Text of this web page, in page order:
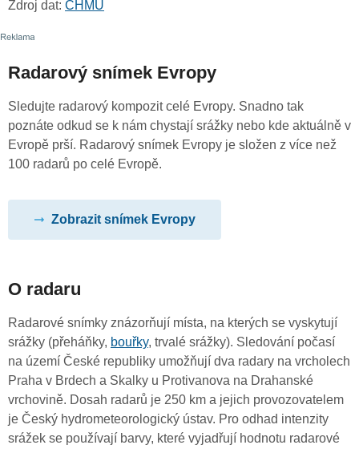
Zdroj dat: ČHMÚ
Radarový snímek Evropy
Sledujte radarový kompozit celé Evropy. Snadno tak
poznáte odkud se k nám chystají srážky nebo kde aktuálně v
Evropě prší. Radarový snímek Evropy je složen z více než
100 radarů po celé Evropě.
Zobrazit snímek Evropy
O radaru
Radarové snímky znázorňují místa, na kterých se vyskytují
srážky (přeháňky, bouřky, trvalé srážky). Sledování počasí
na území České republiky umožňují dva radary na vrcholech
Praha v Brdech a Skalky u Protivanova na Drahanské
vrchovině. Dosah radarů je 250 km a jejich provozovatelem
je Český hydrometeorologický ústav. Pro odhad intenzity
srážek se používají barvy, které vyjadřují hodnotu radarové